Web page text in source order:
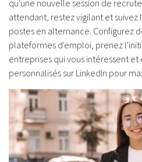
qu'une nouvelle session de
attendant, restez vigilant et suivez
postes en alternance. Configurez
plateformes d'emploi, prenez
entreprises qui vous intéressent et
personnalisés sur LinkedIn pour